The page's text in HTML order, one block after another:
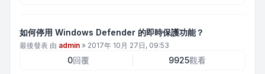
如何停用 Windows Defender 的即時保護功能？
最後發表 由 admin » 2017年 10月 27日, 09:53
0回覆 9925觀看